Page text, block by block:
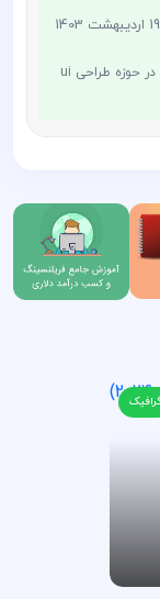
19 اردیبهشت 1403
وقت بخیر بله فیگما هم یکی از بهترین نرم افزارها در حوزه طراحی ui